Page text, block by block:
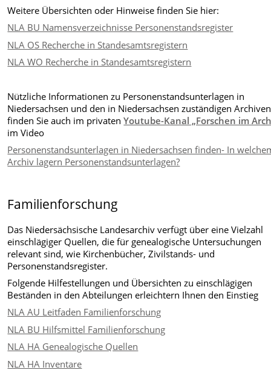
Weitere Übersichten oder Hinweise finden Sie hier:
NLA BU Namensverzeichnisse Personenstandsregister
NLA OS Recherche in Standesamtsregistern
NLA WO Recherche in Standesamtsregistern
Nützliche Informationen zu Personenstandsunterlagen in
Niedersachsen und den in Niedersachsen zuständigen Archiven
finden Sie auch im privatenYoutube-Kanal „Forschen im
im Video
Personenstandsunterlagen in Niedersachsen finden- In
Archiv lagern Personenstandsunterlagen?
Familienforschung
Das Niedersächsische Landesarchiv verfügt über eine Vielzahl
einschlägiger Quellen, die für genealogische Untersuchungen
relevant sind, wie Kirchenbücher, Zivilstands- und
Personenstandsregister.
Folgende Hilfestellungen und Übersichten zu einschlägigen
Beständen in den Abteilungen erleichtern Ihnen den Einstieg
NLA AU Leitfaden Familienforschung
NLA BU Hilfsmittel Familienforschung
NLA HA Genealogische Quellen
NLA HA Inventare